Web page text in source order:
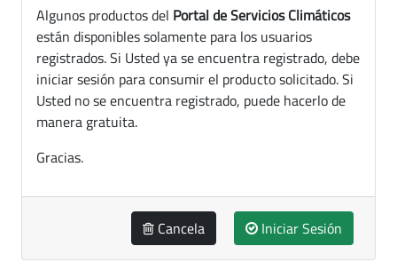
Algunos productos del Portal de Servicios Climáticos
están disponibles solamente para los usuarios
registrados. Si Usted ya se encuentra registrado, debe
iniciar sesión para consumir el producto solicitado. Si
Usted no se encuentra registrado, puede hacerlo de
manera gratuita.
Gracias.
Cancela Iniciar Sesión